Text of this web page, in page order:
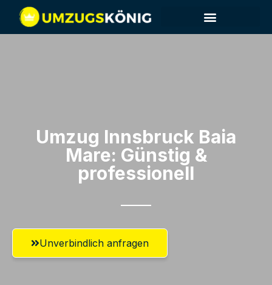
Umzug Innsbruck​ Baia
Mare: Günstig &
professionell​
Unverbindlich anfragen